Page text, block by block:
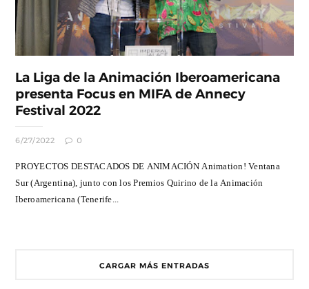
La Liga de la Animación Iberoamericana
presenta Focus en MIFA de Annecy
Festival 2022
6/27/2022 0
PROYECTOS DESTACADOS DE ANIMACIÓN Animation! Ventana
Sur (Argentina), junto con los Premios Quirino de la Animación
Iberoamericana (Tenerife...
CARGAR MÁS ENTRADAS